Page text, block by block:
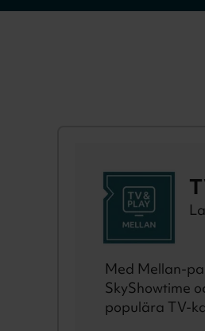
Med Mellan-
SkyShowtime
populära TV-